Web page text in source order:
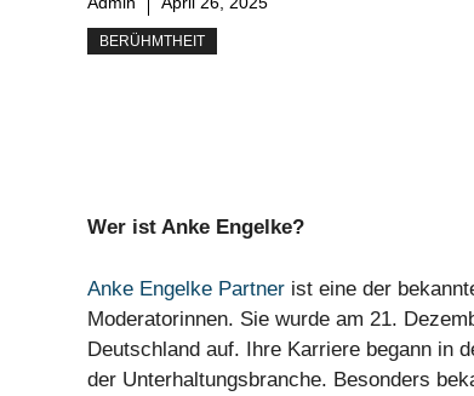
BERÜHMTHEIT
Wer ist Anke Engelke?
Anke Engelke Partner ist eine der
Moderatorinnen. Sie wurde am 21.
Deutschland auf. Ihre Karriere begann in
der Unterhaltungsbranche. Besonders